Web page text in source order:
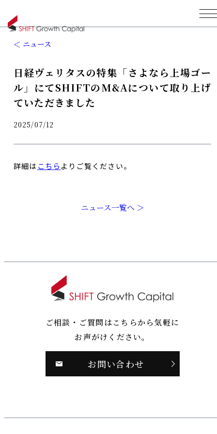
ニュース
日経ヴェリタスの特集「さよなら上場ゴー
ル」にてSHIFTのM&Aについて取り上げ
ていただきました
2025/07/12
詳細は こち ら よりご覧ください。
ニュース一覧へ ＞
ご相談・ご質問はこちらから気軽に
お声がけください。
お問い合わせ